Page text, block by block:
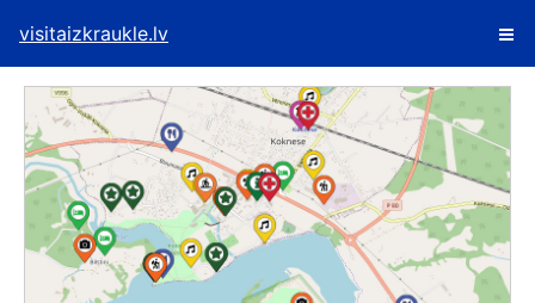
visitaizkraukle.lv